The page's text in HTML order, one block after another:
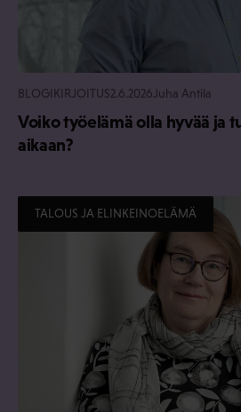
BLOGIKIRJOITUS2.6.2026 Juha Antila
Voiko työelämä olla hyvää ja
aikaan?
TALOUS JA ELINKEINOELÄMÄ